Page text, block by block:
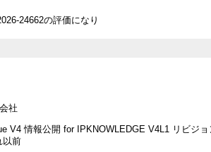
24662の評価になり
社
V4 情報公開 for IPKNOWLEDGE V4L1 リビジ
以前